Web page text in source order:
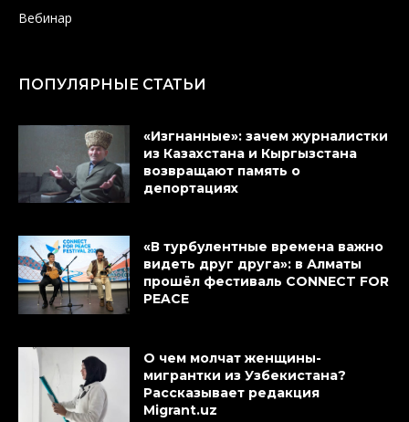
Вебинар
ПОПУЛЯРНЫЕ СТАТЬИ
«Изгнанные»: зачем журналистки
из Казахстана и Кыргызстана
возвращают память о
депортациях
«В турбулентные времена важно
видеть друг друга»: в Алматы
прошёл фестиваль CONNECT FOR
PEACE
О чем молчат женщины-
мигрантки из Узбекистана?
Рассказывает редакция
Migrant.uz